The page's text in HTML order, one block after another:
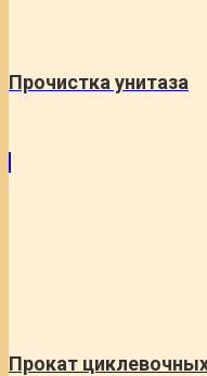
Прочистка унитаза
Прокат